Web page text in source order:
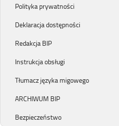
Polityka prywatności
Deklaracja dostępności
Redakcja BIP
Instrukcja obsługi
Tłumacz języka migowego
ARCHIWUM BIP
Bezpieczeństwo